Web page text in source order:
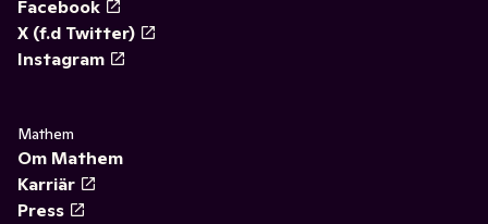
Facebook
X (f.d Twitter)
Instagram
Mathem
Om Mathem
Karriär
Press